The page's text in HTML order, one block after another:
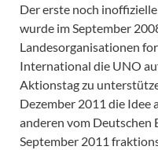
Der erste noch
wurde im September
Landesorganisationen
International die UNO
Aktionstag zu
Dezember 2011 die
anderen vom Deutschen
September 2011